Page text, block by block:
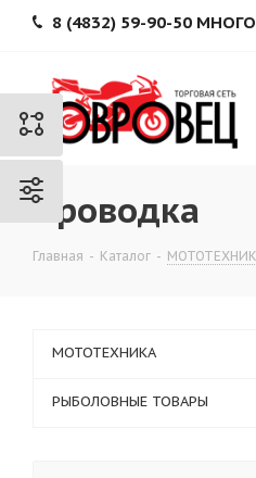
8 (4832) 59-90-50
Проводка
Главная - Каталог -
МОТОТЕХНИКА
РЫБОЛОВНЫЕ ТОВАРЫ